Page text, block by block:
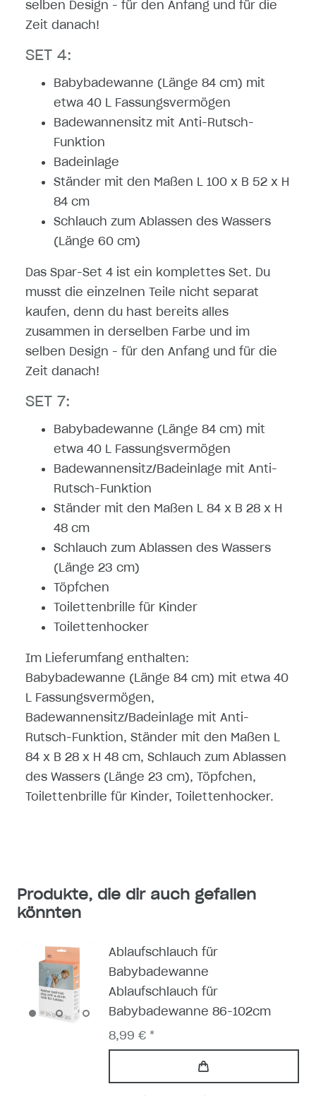
selben Design - für den Anfang und für die
Zeit danach!
SET 4:
Babybadewanne (Länge 84 cm) mit
etwa 40 L Fassungsvermögen
Badewannensitz mit Anti-Rutsch-
Funktion
Badeinlage
Ständer mit den Maßen L 100 x B 52 x H
84 cm
Schlauch zum Ablassen des Wassers
(Länge 60 cm)
Das Spar-Set 4 ist ein komplettes Set. Du
musst die einzelnen Teile nicht separat
kaufen, denn du hast bereits alles
zusammen in derselben Farbe und im
selben Design - für den Anfang und für die
Zeit danach!
SET 7:
Babybadewanne (Länge 84 cm) mit
etwa 40 L Fassungsvermögen
Badewannensitz/Badeinlage mit Anti-
Rutsch-Funktion
Ständer mit den Maßen L 84 x B 28 x H
48 cm
Schlauch zum Ablassen des Wassers
(Länge 23 cm)
Töpfchen
Toilettenbrille für Kinder
Toilettenhocker
Im Lieferumfang enthalten:
Babybadewanne (Länge 84 cm) mit etwa 40
L Fassungsvermögen,
Badewannensitz/Badeinlage mit Anti-
Rutsch-Funktion, Ständer mit den Maßen L
84 x B 28 x H 48 cm, Schlauch zum Ablassen
des Wassers (Länge 23 cm), Töpfchen,
Toilettenbrille für Kinder, Toilettenhocker.
Produkte, die dir auch gefallen
könnten
Ablaufschlauch für
Babybadewanne
Ablaufschlauch für
Babybadewanne 86-102cm
8,99 € *